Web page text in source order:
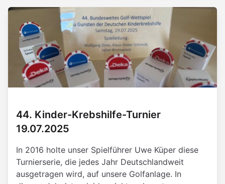
44. Kinder-Krebshilfe-Turnier
19.07.2025
In 2016 holte unser Spielführer Uwe Küper diese
Turnierserie, die jedes Jahr Deutschlandweit
ausgetragen wird, auf unsere Golfanlage. In